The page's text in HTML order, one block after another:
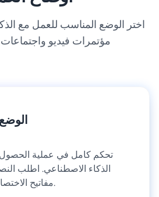
اختر الوضع المناسب للعمل مع
مؤتمرات فيديو واجتماعات
تحكم كامل في عملية
الذكاء الاصطناعي. اطلب
مفاتيح الاختصار عندما تكون جاهزاً.